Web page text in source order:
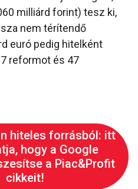
milliárd forint) tesz ki,
nem térítendő
euró pedig hitelként
reformot és 47
hiteles forrásból: itt
hogy a Google
a Piac&Profit
cikkeit!